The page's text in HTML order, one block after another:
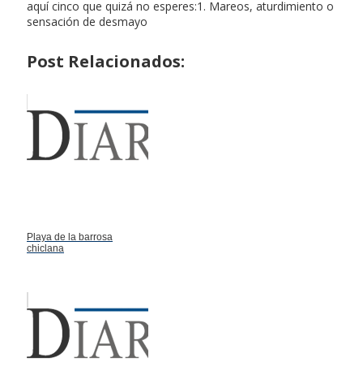
aquí cinco que quizá no esperes:1. Mareos, aturdimiento o
sensación de desmayo
Post Relacionados:
Playa de la barrosa
chiclana